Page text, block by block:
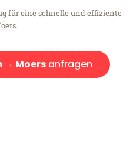
für eine schnelle und effiziente
→ Moersanfragen